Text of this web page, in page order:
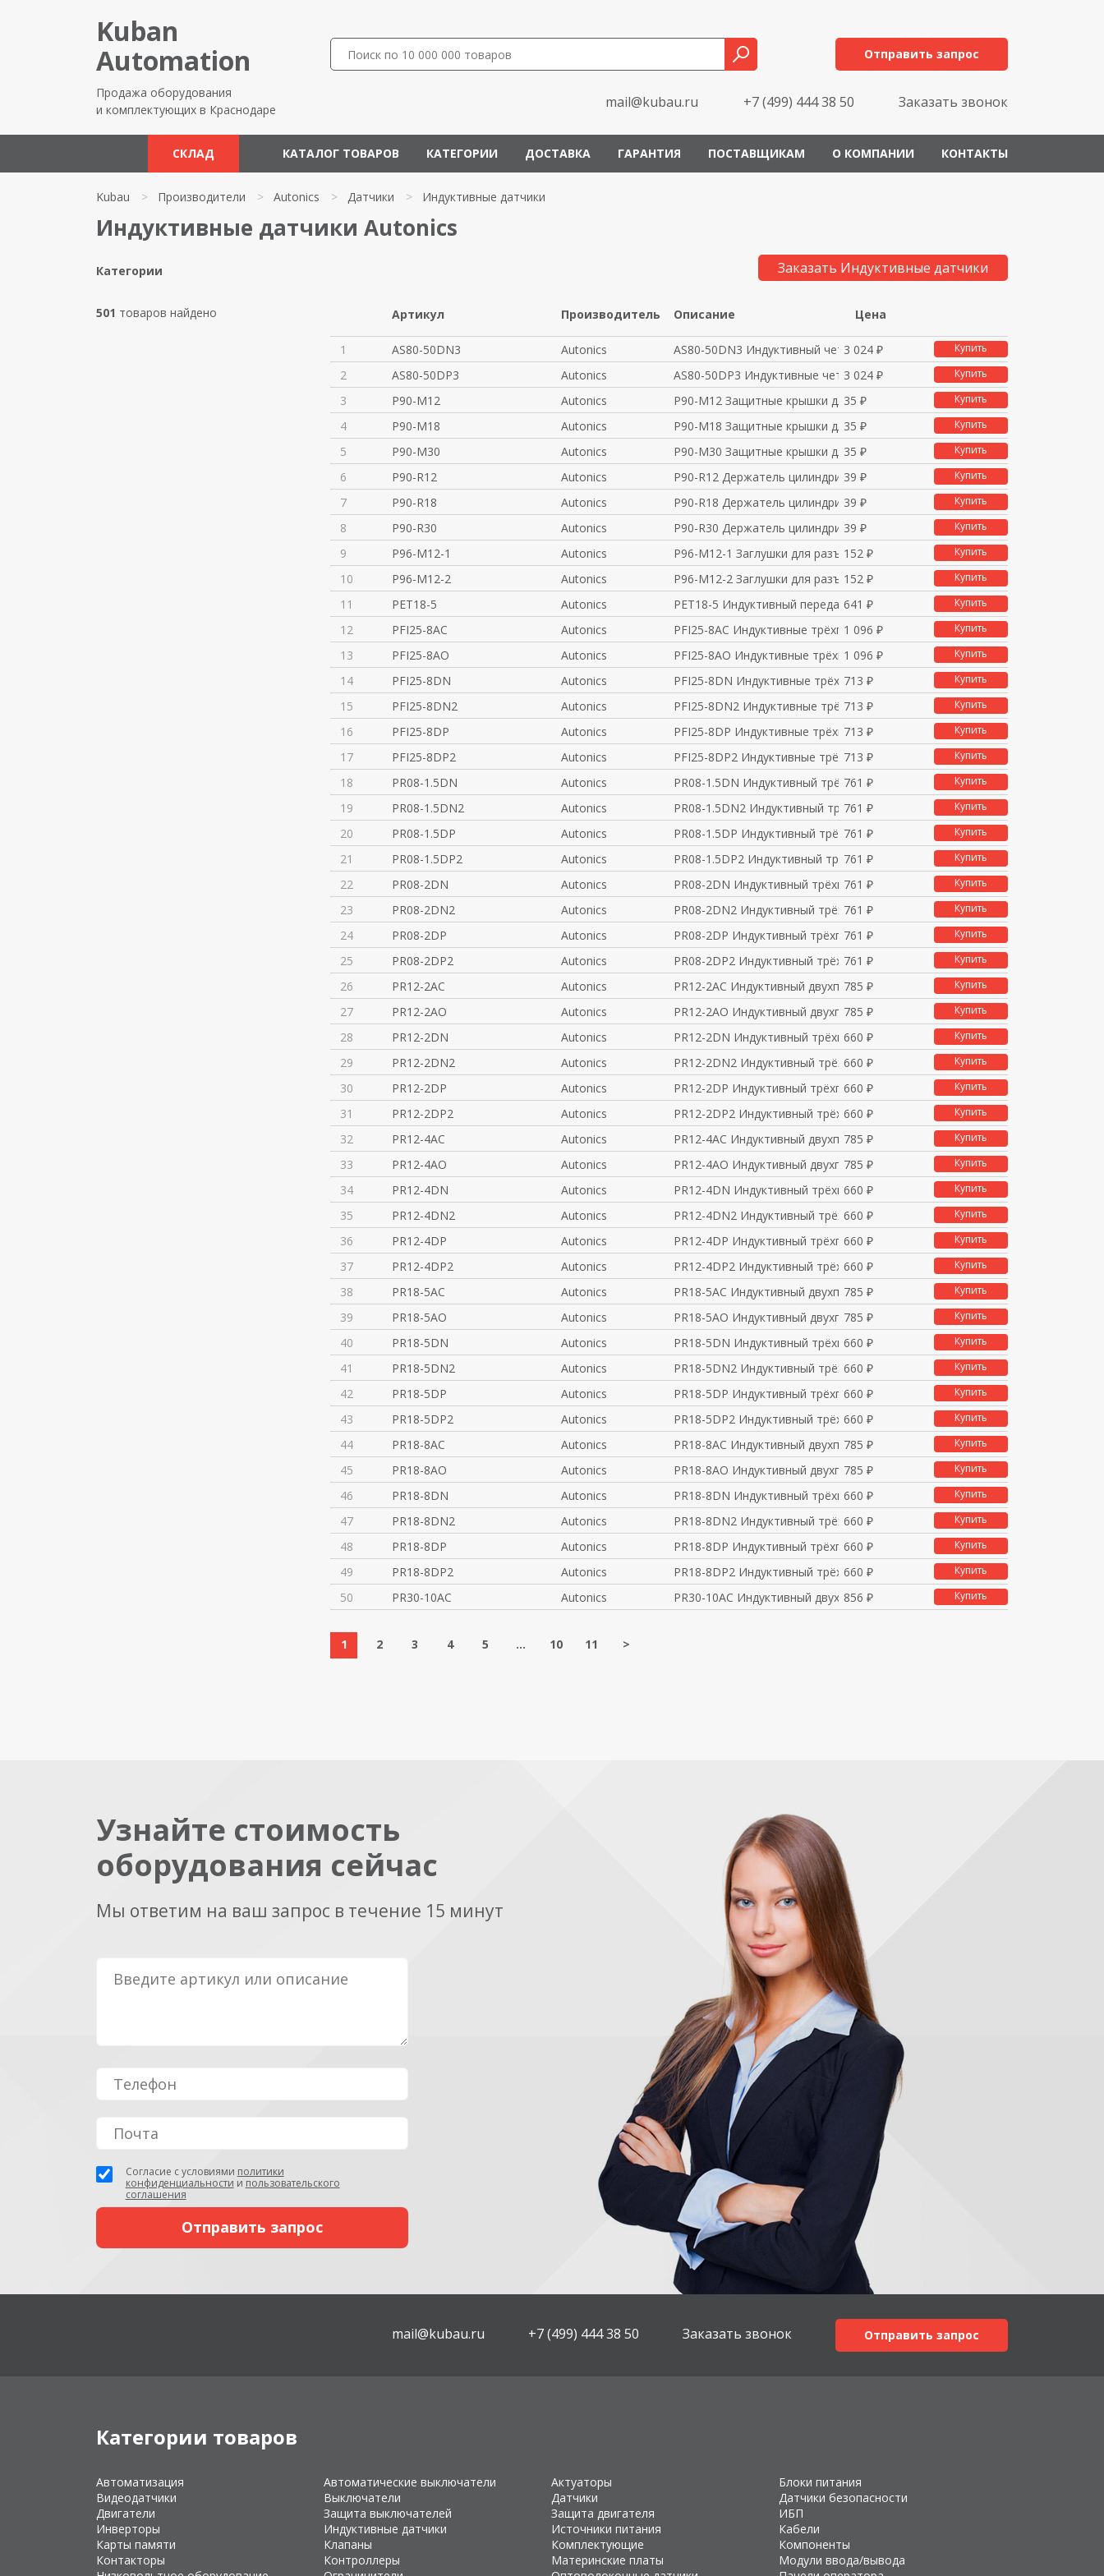
Kuban
Automation
Продажа оборудования
и комплектующих в Краснодаре
Отправить запрос
mail@kubau.ru +7 (499) 444 38 50 Заказать звонок
СКЛАД КАТАЛОГ ТОВАРОВ КАТЕГОРИИ ДОСТАВКА ГАРАНТИЯ ПОСТАВЩИКАМ О КОМПАНИИ КОНТАКТЫ
Kubau > Производители > Autonics > Датчики > Индуктивные датчики
Индуктивные датчики Autonics
Категории
501 товаров найдено
Заказать Индуктивные датчики
Артикул Производитель Описание Цена
1 AS80-50DN3 Autonics AS80-50DN3 Индуктивный четырех
3 024 ₽ Купить
2 AS80-50DP3 Autonics AS80-50DP3 Индуктивные четырех
3 024 ₽ Купить
3 P90-M12 Autonics P90-M12 Защитные крышки для да
35 ₽ Купить
4 P90-M18 Autonics P90-M18 Защитные крышки для да
35 ₽ Купить
5 P90-M30 Autonics P90-M30 Защитные крышки для да
35 ₽ Купить
6 P90-R12 Autonics P90-R12 Держатель цилиндрическ
39 ₽ Купить
7 P90-R18 Autonics P90-R18 Держатель цилиндрическ
39 ₽ Купить
8 P90-R30 Autonics P90-R30 Держатель цилиндрическ
39 ₽ Купить
9 P96-M12-1 Autonics P96-M12-1 Заглушки для разъёмо
152 ₽ Купить
10 P96-M12-2 Autonics P96-M12-2 Заглушки для разъёмо
152 ₽ Купить
11 PET18-5 Autonics PET18-5 Индуктивный передатчик
641 ₽ Купить
12 PFI25-8AC Autonics PFI25-8AC Индуктивные трёхпров1 096 ₽ Купить
13 PFI25-8AO Autonics PFI25-8AO Индуктивные трёхпров
1 096 ₽ Купить
14 PFI25-8DN Autonics PFI25-8DN Индуктивные трёхпров
713 ₽ Купить
15 PFI25-8DN2 Autonics PFI25-8DN2 Индуктивные трёхпро
713 ₽ Купить
16 PFI25-8DP Autonics PFI25-8DP Индуктивные трёхпров
713 ₽ Купить
17 PFI25-8DP2 Autonics PFI25-8DP2 Индуктивные трёхпро
713 ₽ Купить
18 PR08-1.5DN Autonics PR08-1.5DN Индуктивный трёхпро
761 ₽ Купить
19 PR08-1.5DN2 Autonics PR08-1.5DN2 Индуктивный трёхпр
761 ₽ Купить
20 PR08-1.5DP Autonics PR08-1.5DP Индуктивный трёхпро
761 ₽ Купить
21 PR08-1.5DP2 Autonics PR08-1.5DP2 Индуктивный трёхпр
761 ₽ Купить
22 PR08-2DN Autonics PR08-2DN Индуктивный трёхпрово
761 ₽ Купить
23 PR08-2DN2 Autonics PR08-2DN2 Индуктивный трёхпров
761 ₽ Купить
24 PR08-2DP Autonics PR08-2DP Индуктивный трёхпрово
761 ₽ Купить
25 PR08-2DP2 Autonics PR08-2DP2 Индуктивный трёхпров
761 ₽ Купить
26 PR12-2AC Autonics PR12-2AC Индуктивный двухпрово
785 ₽ Купить
27 PR12-2AO Autonics PR12-2AO Индуктивный двухпрово
785 ₽ Купить
28 PR12-2DN Autonics PR12-2DN Индуктивный трёхпрово
660 ₽ Купить
29 PR12-2DN2 Autonics PR12-2DN2 Индуктивный трёхпров
660 ₽ Купить
30 PR12-2DP Autonics PR12-2DP Индуктивный трёхпрово
660 ₽ Купить
31 PR12-2DP2 Autonics PR12-2DP2 Индуктивный трёхпров
660 ₽ Купить
32 PR12-4AC Autonics PR12-4AC Индуктивный двухпрово
785 ₽ Купить
33 PR12-4AO Autonics PR12-4AO Индуктивный двухпрово
785 ₽ Купить
34 PR12-4DN Autonics PR12-4DN Индуктивный трёхпрово
660 ₽ Купить
35 PR12-4DN2 Autonics PR12-4DN2 Индуктивный трёхпров
660 ₽ Купить
36 PR12-4DP Autonics PR12-4DP Индуктивный трёхпрово
660 ₽ Купить
37 PR12-4DP2 Autonics PR12-4DP2 Индуктивный трёхпров
660 ₽ Купить
38 PR18-5AC Autonics PR18-5AC Индуктивный двухпрово
785 ₽ Купить
39 PR18-5AO Autonics PR18-5AO Индуктивный двухпрово
785 ₽ Купить
40 PR18-5DN Autonics PR18-5DN Индуктивный трёхпрово
660 ₽ Купить
41 PR18-5DN2 Autonics PR18-5DN2 Индуктивный трёхпров
660 ₽ Купить
42 PR18-5DP Autonics PR18-5DP Индуктивный трёхпрово
660 ₽ Купить
43 PR18-5DP2 Autonics PR18-5DP2 Индуктивный трёхпров
660 ₽ Купить
44 PR18-8AC Autonics PR18-8AC Индуктивный двухпрово
785 ₽ Купить
45 PR18-8AO Autonics PR18-8AO Индуктивный двухпрово
785 ₽ Купить
46 PR18-8DN Autonics PR18-8DN Индуктивный трёхпрово
660 ₽ Купить
47 PR18-8DN2 Autonics PR18-8DN2 Индуктивный трёхпров
660 ₽ Купить
48 PR18-8DP Autonics PR18-8DP Индуктивный трёхпрово
660 ₽ Купить
49 PR18-8DP2 Autonics PR18-8DP2 Индуктивный трёхпров
660 ₽ Купить
50 PR30-10AC Autonics PR30-10AC Индуктивный двухпров
856 ₽ Купить
1 2 3 4 5 ... 10 11 >
Узнайте стоимость
оборудования сейчас
Мы ответим на ваш запрос в течение 15 минут
Согласие с условиями политики
конфиденциальности и пользовательского
соглашения
mail@kubau.ru +7 (499) 444 38 50 Заказать звонок Отправить запрос
Категории товаров
Автоматизация Автоматические выключатели Актуаторы
Блоки питания
Видеодатчики
Выключатели Датчики
Датчики безопасности
Двигатели
Защита выключателей Защита двигателя
ИБП
Инверторы
Индуктивные датчики Источники питания
Кабели
Карты памяти
Клапаны Комплектующие
Компоненты
Контакторы
Контроллеры Материнские платы
Модули ввода/вывода